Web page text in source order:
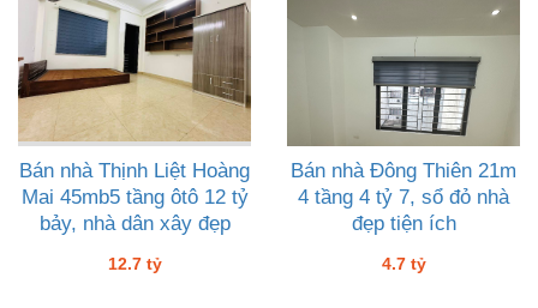
Bán nhà Thịnh Liệt Hoàng
Mai 45mb5 tầng ôtô 12 tỷ
bảy, nhà dân xây đẹp
12.7 tỷ
Bán nhà Đông Thiên 21m
4 tầng 4 tỷ 7, sổ đỏ nhà
đẹp tiện ích
4.7 tỷ